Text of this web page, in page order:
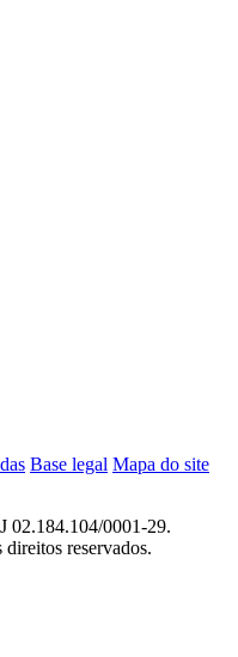
Base legal Mapa do site
02.184.104/0001-29.
reservados.